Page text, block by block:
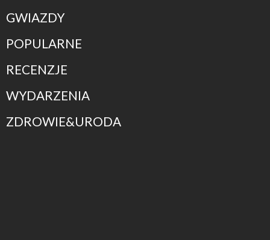
GWIAZDY
POPULARNE
RECENZJE
WYDARZENIA
ZDROWIE&URODA